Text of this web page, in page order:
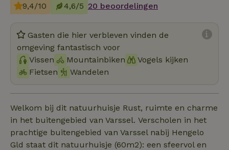
9,4/10 4,6/5 20 beoordelingen
Gasten die hier verbleven vinden de
omgeving fantastisch voor
Vissen
Mountainbiken
Vogels kijken
Fietsen
Wandelen
Welkom bij dit natuurhuisje Rust, ruimte en charme
in het buitengebied van Varssel. Verscholen in het
prachtige buitengebied van Varssel nabij Hengelo
Gld staat dit natuurhuisje (60m2): een sfeervol en